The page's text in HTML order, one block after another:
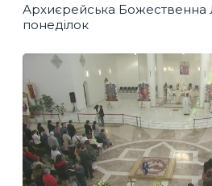
Архиєрейська Божественна
понеділок